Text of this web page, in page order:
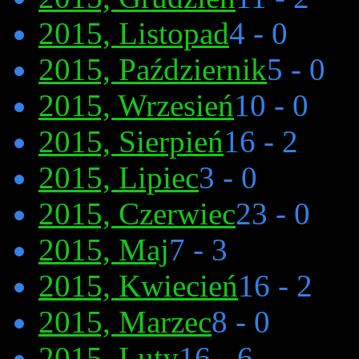
2015, Listopad4 - 0
2015, Październik5 - 0
2015, Wrzesień10 - 0
2015, Sierpień16 - 2
2015, Lipiec3 - 0
2015, Czerwiec23 - 0
2015, Maj7 - 3
2015, Kwiecień16 - 2
2015, Marzec8 - 0